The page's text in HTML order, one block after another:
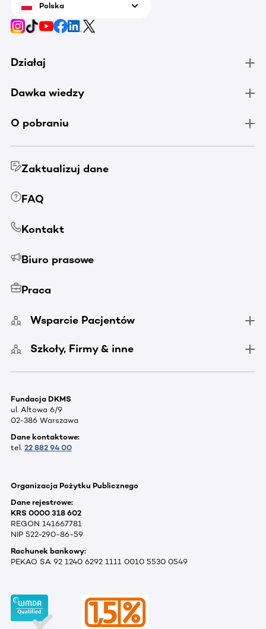
Polska
Działaj
Dawka wiedzy
O pobraniu
Zaktualizuj dane
FAQ
Kontakt
Biuro prasowe
Praca
Wsparcie Pacjentów
Szkoły, Firmy & inne
Fundacja DKMS
ul. Altowa 6/9
02-386 Warszawa
Dane kontaktowe:
tel. 22 882 94 00
Organizacja Pożytku Publicznego
Dane rejestrowe:
KRS 0000 318 602
REGON 141667781
NIP 522-290-86-59
Rachunek bankowy:
PEKAO SA 92 1240 6292 1111 0010 5530 0549